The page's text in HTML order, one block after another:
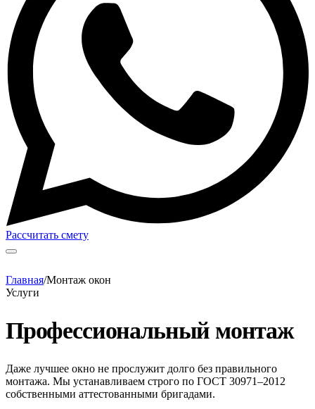
Рассчитать смету
Главная/Монтаж окон
Услуги
Профессиональный монтаж
Даже лучшее окно не прослужит долго без правильного
монтажа. Мы устанавливаем строго по ГОСТ 30971–2012
собственными аттестованными бригадами.